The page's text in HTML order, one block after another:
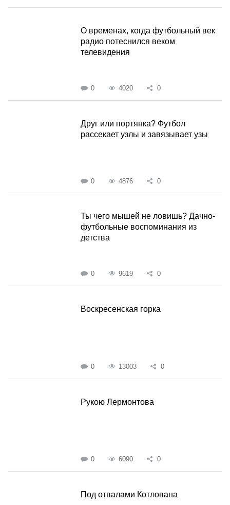
О временах, когда футбольный век
радио потеснился веком
телевидения
0 4020 0
Друг или портянка? Футбол
рассекает узлы и завязывает узы
0 4876 0
Ты чего мышей не ловишь? Дачно-
футбольные воспоминания из
детства
0 9619 0
Воскресенская горка
0 13003 0
Рукою Лермонтова
0 6090 0
Под отвалами Котлована